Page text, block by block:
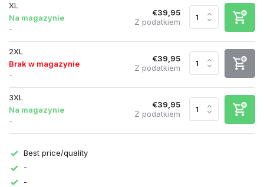
XL
Na magazynie
-
€39,95
Z podatkiem
2XL
Brak w magazynie
-
€39,95
Z podatkiem
3XL
Na magazynie
-
€39,95
Z podatkiem
Best price/quality
-
-